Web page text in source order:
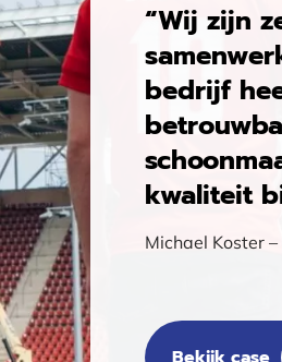
“Wij zijn
bedrijf
kwaliteit
Michael Koster